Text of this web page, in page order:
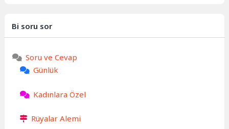
Bi soru sor
Soru ve Cevap
Günlük
Kadınlara Özel
Rüyalar Alemi